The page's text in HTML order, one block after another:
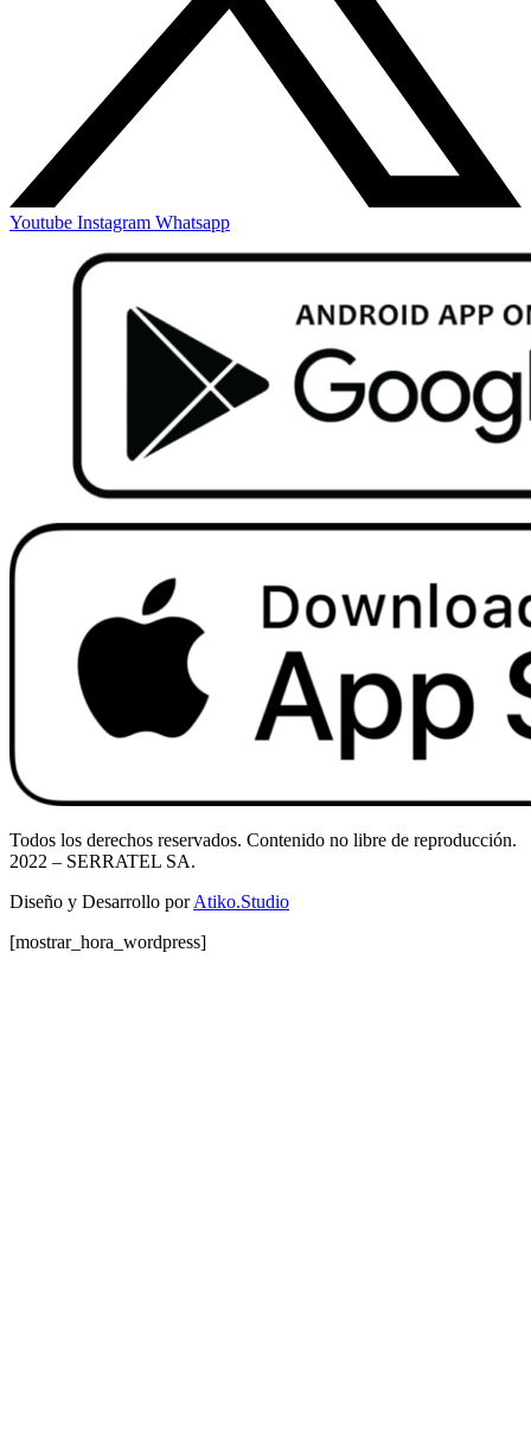
Youtube Instagram Whatsapp
Todos los derechos reservados. Contenido no libre de reproducción.
2022 – SERRATEL SA.
Diseño y Desarrollo porAtiko.Studio
[mostrar_hora_wordpress]